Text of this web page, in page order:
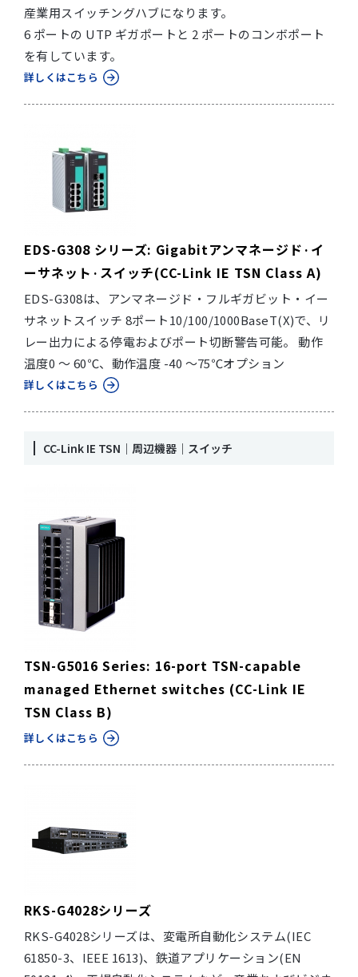
産業用スイッチングハブになります。
6 ポートの UTP ギガポートと 2 ポートのコンボポート
を有しています。
詳しくはこちら
EDS-G308 シリーズ: Gigabitアンマネージド·イ
ーサネット·スイッチ(CC-Link IE TSN Class A)
EDS-G308は、アンマネージド・フルギガビット・イー
サネットスイッチ 8ポート10/100/1000BaseT(X)で、リ
レー出力による停電およびポート切断警告可能。 動作
温度0 ～ 60℃、動作温度 -40 ～75℃オプション
詳しくはこちら
CC-Link IE TSN｜周辺機器｜スイッチ
TSN-G5016 Series: 16-port TSN-capable
managed Ethernet switches (CC-Link IE
TSN Class B)
詳しくはこちら
RKS-G4028シリーズ
RKS-G4028シリーズは、変電所自動化システム(IEC
61850-3、IEEE 1613)、鉄道アプリケーション(EN